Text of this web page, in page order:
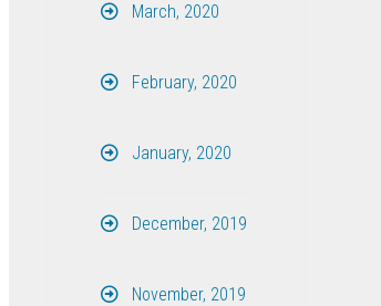
March, 2020
February, 2020
January, 2020
December, 2019
November, 2019